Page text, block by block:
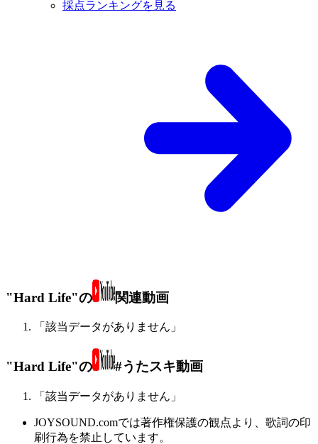
採点ランキングを見る
"Hard Life"の 関連動画
「該当データがありません」
"Hard Life"の #うたスキ動画
「該当データがありません」
JOYSOUND.comでは著作権保護の観点より、歌詞の印
刷行為を禁止しています。